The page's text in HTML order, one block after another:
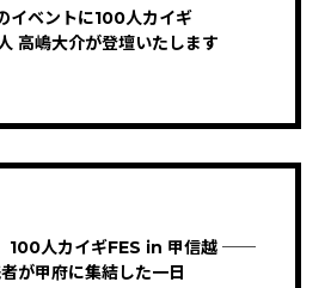
イベントに100人カイギ
嶋大介が登壇いたします
100人カイギFES in 甲信越 ──
が甲府に集結した一日